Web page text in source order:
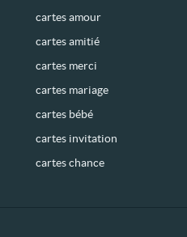
cartes amour
cartes amitié
cartes merci
cartes mariage
cartes bébé
cartes invitation
cartes chance